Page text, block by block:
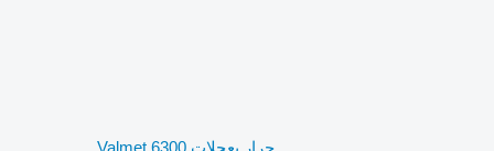
جرار بعجلات Valmet 6300